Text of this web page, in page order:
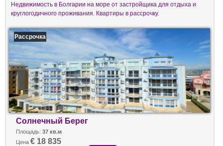
Недвижимость в Болгарии на море от застройщика для отдыха и
круглогодичного проживания. Квартиры в рассрочку.
Рассрочка
Солнечный Берег
Площадь: 37 кв.м
Цена € 18 835